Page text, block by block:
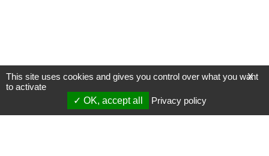
X
This site uses cookies and gives you control over what you want
to activate
OK, accept all
Privacy policy